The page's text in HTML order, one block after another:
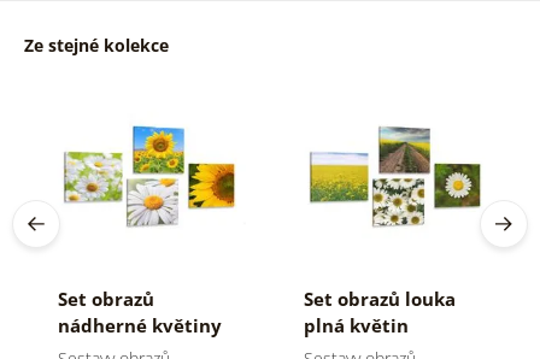
Ze stejné kolekce
Set obrazů
nádherné květiny
na louce
Set obrazů louka
plná květin